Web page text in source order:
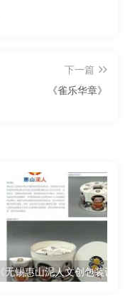
下一篇
《雀乐华章》
《无锡惠山泥人文创包装设